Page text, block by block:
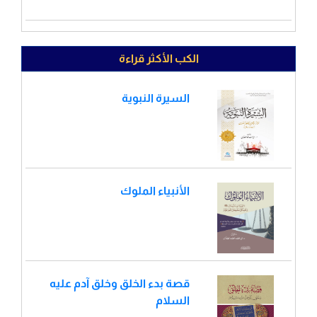
الكب الأكثر قراءة
السيرة النبوية
الأنبياء الملوك
قصة بدء الخلق وخلق آدم عليه
السلام